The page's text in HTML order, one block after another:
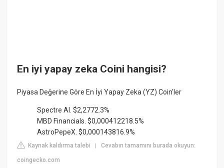
En iyi yapay zeka Coini hangisi?
Piyasa Değerine Göre En İyi Yapay Zeka (YZ) Coin'ler
Spectre AI. $2,2772.3%
MBD Financials. $0,000412218.5%
AstroPepeX. $0,000143816.9%
Kaynak kaldırma talebi |Cevabın tamamını burada okuyun:
coingecko.com